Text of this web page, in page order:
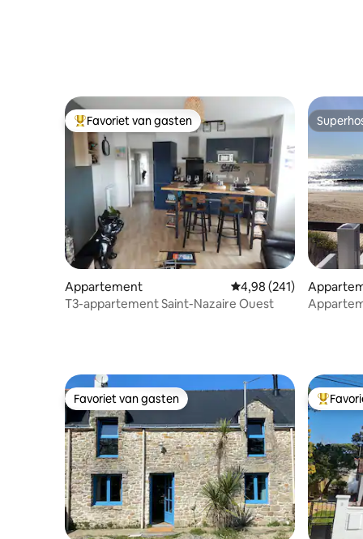
Topfavoriet van gasten
Favoriet van gasten
Appartement Gemiddelde
4,98 (241)
T3-appartement Saint-Nazaire Ouest
Favoriet van gasten
Favoriet van gasten